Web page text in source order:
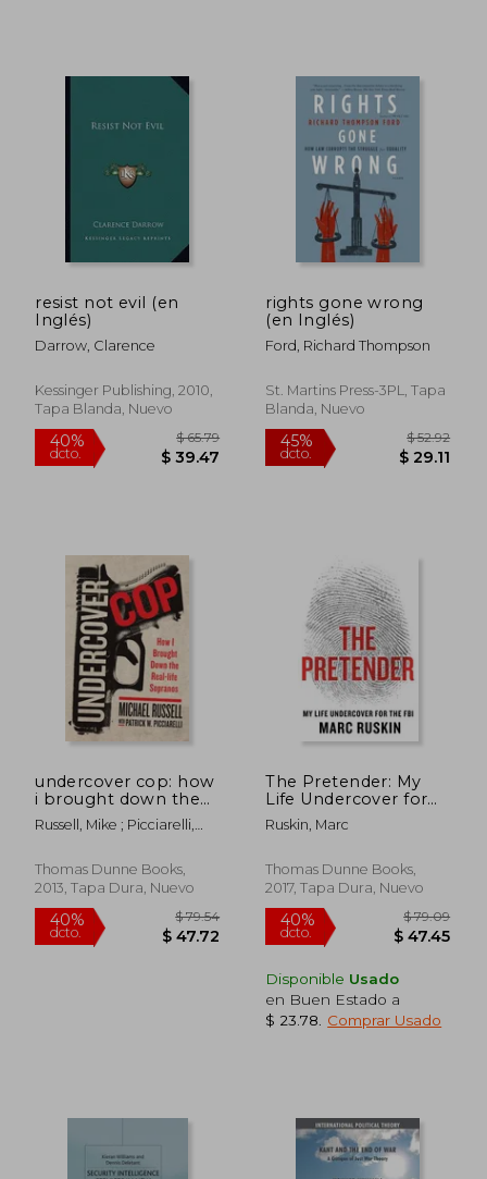
dcto. $ 142.34 dcto.
45%
dcto. $ 84.76
45%
dcto.
45%
dcto.
resist not evil (en
Inglés)
Darrow, Clarence
Kessinger Publishing, 2010,
Tapa Blanda, Nuevo
rights gone wrong
(en Inglés)
Ford, Richard Thompson
St. Martins Press-3PL, Tapa
Blanda, Nuevo
undercover cop: how
i brought down the
real-life sopranos (en
Inglés)
Russell, Mike ; Picciarelli,
Thomas Dunne Books,
2013, Tapa Dura, Nuevo
The Pretender: My
Life Undercover for
the fbi (en Inglés)
Ruskin, Marc
Thomas Dunne Books,
2017, Tapa Dura, Nuevo
Disponible Usado
en Buen Estado a
$ 23.78
Comprar Usado